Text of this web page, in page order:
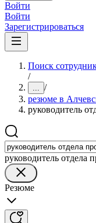
Войти
Войти
Зарегистрироваться
Поиск
/
... /
резюме в
руководитель
руководитель отдела
Резюме